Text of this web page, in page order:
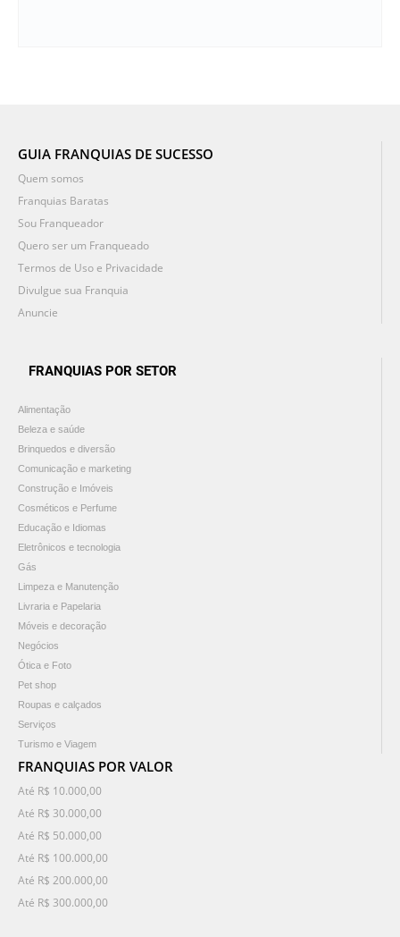
GUIA FRANQUIAS DE SUCESSO
Quem somos
Franquias Baratas
Sou Franqueador
Quero ser um Franqueado
Termos de Uso e Privacidade
Divulgue sua Franquia
Anuncie
FRANQUIAS POR SETOR
Alimentação
Beleza e saúde
Brinquedos e diversão
Comunicação e marketing
Construção e Imóveis
Cosméticos e Perfume
Educação e Idiomas
Eletrônicos e tecnologia
Gás
Limpeza e Manutenção
Livraria e Papelaria
Móveis e decoração
Negócios
Ótica e Foto
Pet shop
Roupas e calçados
Serviços
Turismo e Viagem
FRANQUIAS POR VALOR
Até R$ 10.000,00
Até R$ 30.000,00
Até R$ 50.000,00
Até R$ 100.000,00
Até R$ 200.000,00
Até R$ 300.000,00